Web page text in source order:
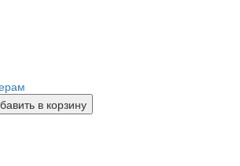
в корзину